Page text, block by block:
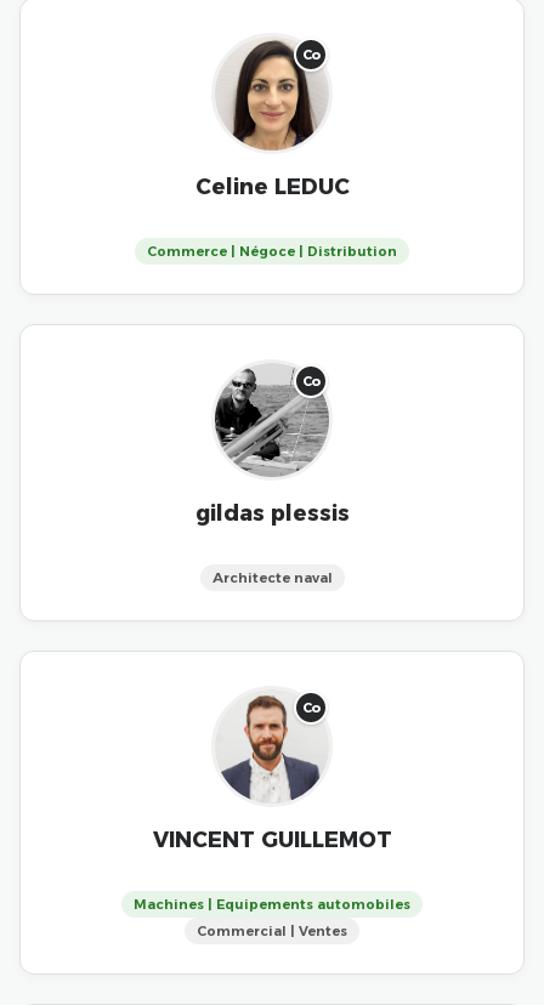
Co
Celine LEDUC
Commerce | Négoce | Distribution
Co
gildas plessis
Architecte naval
Co
VINCENT GUILLEMOT
Machines | Equipements automobiles
Commercial | Ventes